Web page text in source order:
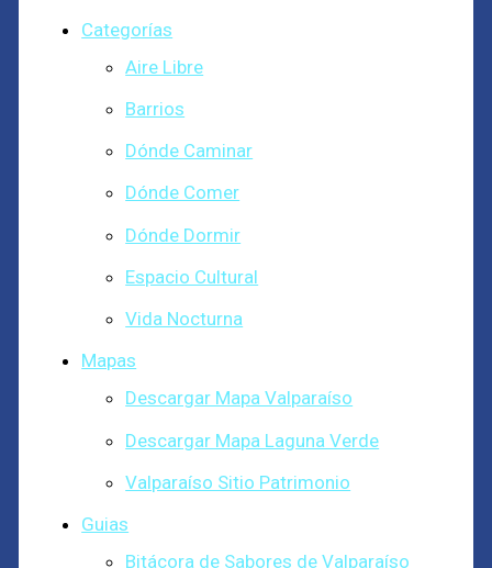
Categorías
Aire Libre
Barrios
Dónde Caminar
Dónde Comer
Dónde Dormir
Espacio Cultural
Vida Nocturna
Mapas
Descargar Mapa Valparaíso
Descargar Mapa Laguna Verde
Valparaíso Sitio Patrimonio
Guias
Bitácora de Sabores de Valparaíso